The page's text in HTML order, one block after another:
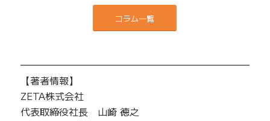
コラム一覧
【著者情報】
ZETA株式会社
代表取締役社長 山崎 徳之